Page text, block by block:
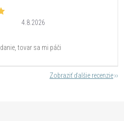
4.8.2026
tovar sa mi páči
Zobraziť ďalšie recenzie